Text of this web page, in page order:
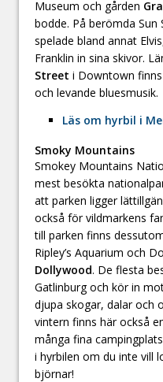
Museum och gården
bodde. På berömda
spelade bland annat
Franklin in sina skivor.
Street i Downtown
och levande bluesmusik.
Läs om hyrbil i
Smoky Mountains
Smokey Mountains
mest besökta
att parken ligger
också för vildmarkens
till parken finns
Ripley’s Aquarium och
Dollywood. De flesta
Gatlinburg och kör in
djupa skogar, dalar och
vintern finns här också
många fina
i hyrbilen om du inte vill
björnar!